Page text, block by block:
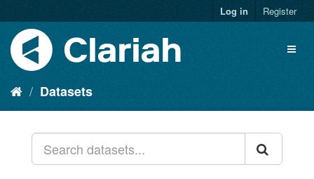
Log in Register
Datasets